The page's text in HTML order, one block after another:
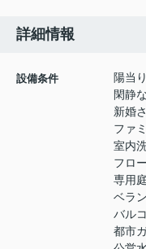
詳細情報
設備条件
陽当
閑静
新婚
ファ
室内
フロ
専用庭
ベラ
バル
都市